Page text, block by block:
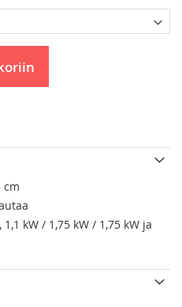
cm
1,1 kW / 1,75 kW / 1,75 kW ja